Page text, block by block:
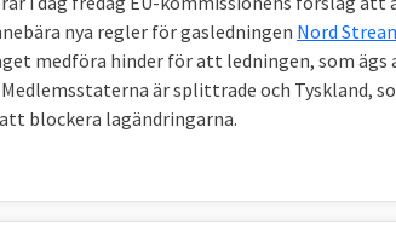
nya regler för gasledningen Nord
medföra hinder för att ledningen, som ägs
är splittrade och Tyskland,
blockera lagändringarna.